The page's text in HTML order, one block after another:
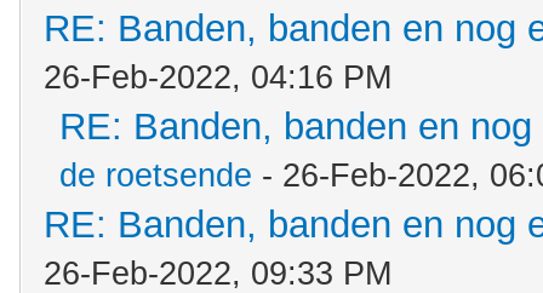
RE: Banden, banden en nog
26-Feb-2022, 04:16 PM
RE: Banden, banden en
de roetsende - 26-Feb-2022,
RE: Banden, banden en nog
26-Feb-2022, 09:33 PM